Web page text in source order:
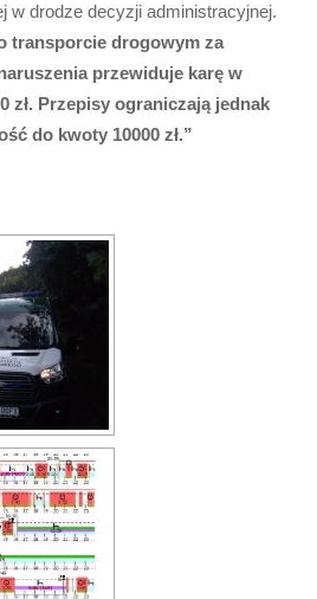
w drodze decyzji administracyjnej.
transporcie drogowym za
przewiduje karę w
zł. Przepisy ograniczają jednak
do kwoty 10000 zł.”